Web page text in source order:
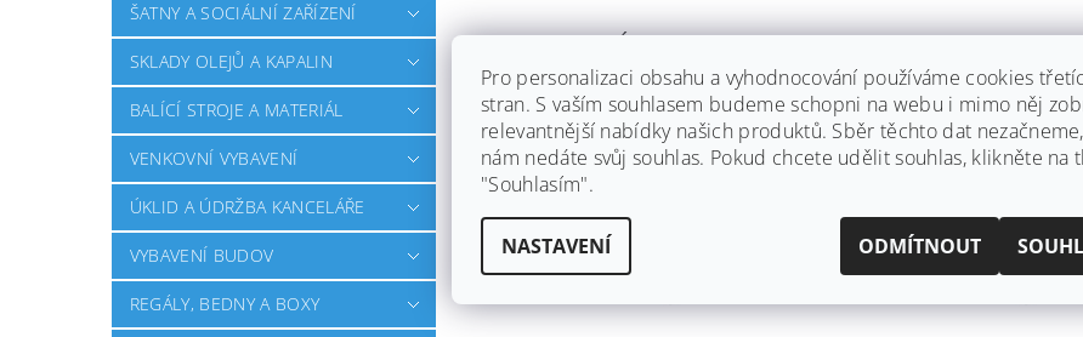
ŠATNY A SOCIÁLNÍ ZAŘÍZENÍ
SKLADY OLEJŮ A KAPALIN
BALÍCÍ STROJE A MATERIÁL
VENKOVNÍ VYBAVENÍ
ÚKLID A ÚDRŽBA KANCELÁŘE
VYBAVENÍ BUDOV
REGÁLY, BEDNY A BOXY
PODOBNÉ PRODUKTY
Záruka 10 let
Doprava zdarma
Záruka 10 let
Doprava zdarma
Pro personalizaci obsahu a vyhodnocování používáme cookies
stran. S vaším souhlasem budeme schopni na webu i mimo něj
relevantnější nabídky našich produktů. Sběr těchto dat
nám nedáte svůj souhlas. Pokud chcete udělit souhlas, klikněte na
"Souhlasím".
NASTAVENÍ ODMÍTNOUT